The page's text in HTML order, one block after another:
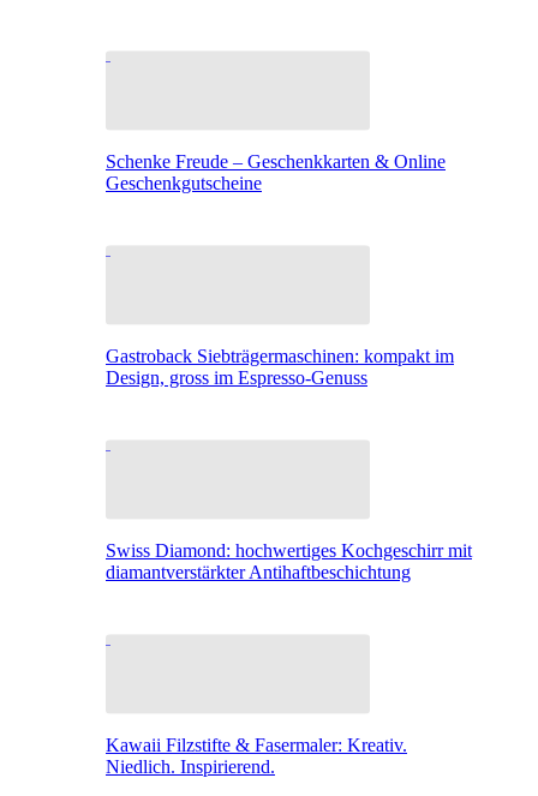
Schenke Freude – Geschenkkarten & Online
Geschenkgutscheine
Gastroback Siebträgermaschinen: kompakt im
Design, gross im Espresso-Genuss
Swiss Diamond: hochwertiges Kochgeschirr mit
diamantverstärkter Antihaftbeschichtung
Kawaii Filzstifte & Fasermaler: Kreativ.
Niedlich. Inspirierend.